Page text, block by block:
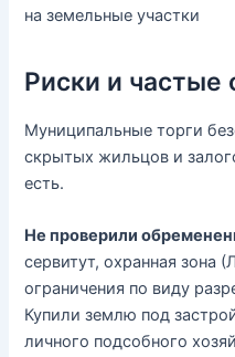
на земельные участки
Риски и частые
Муниципальные торги
скрытых жильцов и
есть.
Не проверили
сервитут, охранная зона
ограничения по виду
Купили землю под
личного подсобного